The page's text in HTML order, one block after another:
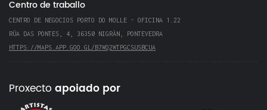
Centro de traballo
CENTRO DE NEGOCIOS PORTO DO MOLLE - OFICINA 1.22
RÚA DAS PONTES, 4, 36350 NIGRÁN, PONTEVEDRA
HTTPS://MAPS.APP.GOO.GL/B7WQ2WTPGCSUSBCUA
Proxecto apoiado por